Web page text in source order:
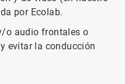
por Ecolab.
o audio frontales o
evitar la conducción